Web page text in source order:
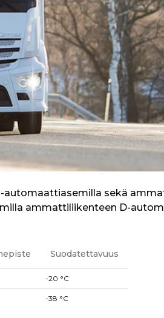
automaattiasemilla sekä
ammattiliikenteen D-
Suodatettavuus
-20 °C
-38 °C